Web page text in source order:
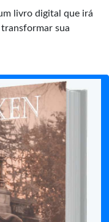
livro digital que irá
sua